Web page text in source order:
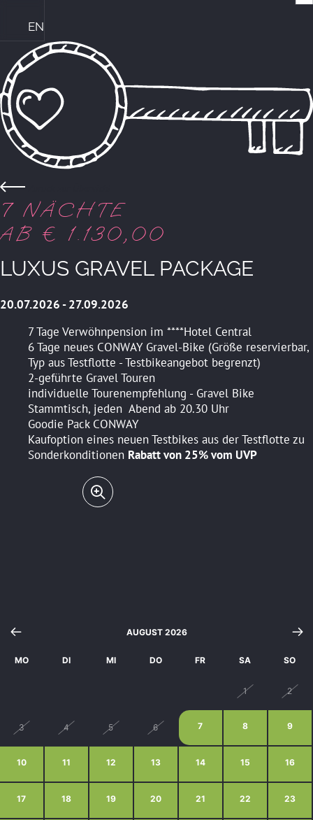
EN
7 NÄCHTE
AB € 1.130,00
LUXUS GRAVEL PACKAGE
20.07.2026 - 27.09.2026
7 Tage Verwöhnpension im ****Hotel Central
6 Tage neues CONWAY Gravel-Bike (Größe reservierbar,
Typ aus Testflotte - Testbikeangebot begrenzt)
2-geführte Gravel Touren
individuelle Tourenempfehlung - Gravel Bike
Stammtisch, jeden Abend ab 20.30 Uhr
Goodie Pack CONWAY
Kaufoption eines neuen Testbikes aus der Testflotte zu
Sonderkonditionen Rabatt von 25% vom UVP
AUGUST 2026
MO DI MI DO FR SA SO
1 2
3 4 5 6 7 8 9
10 11 12 13 14 15 16
17 18 19 20 21 22 23